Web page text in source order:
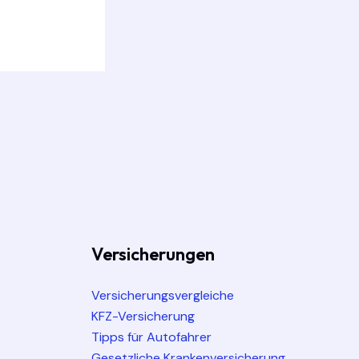
Versicherungen
Versicherungsvergleiche
KFZ-Versicherung
Tipps für Autofahrer